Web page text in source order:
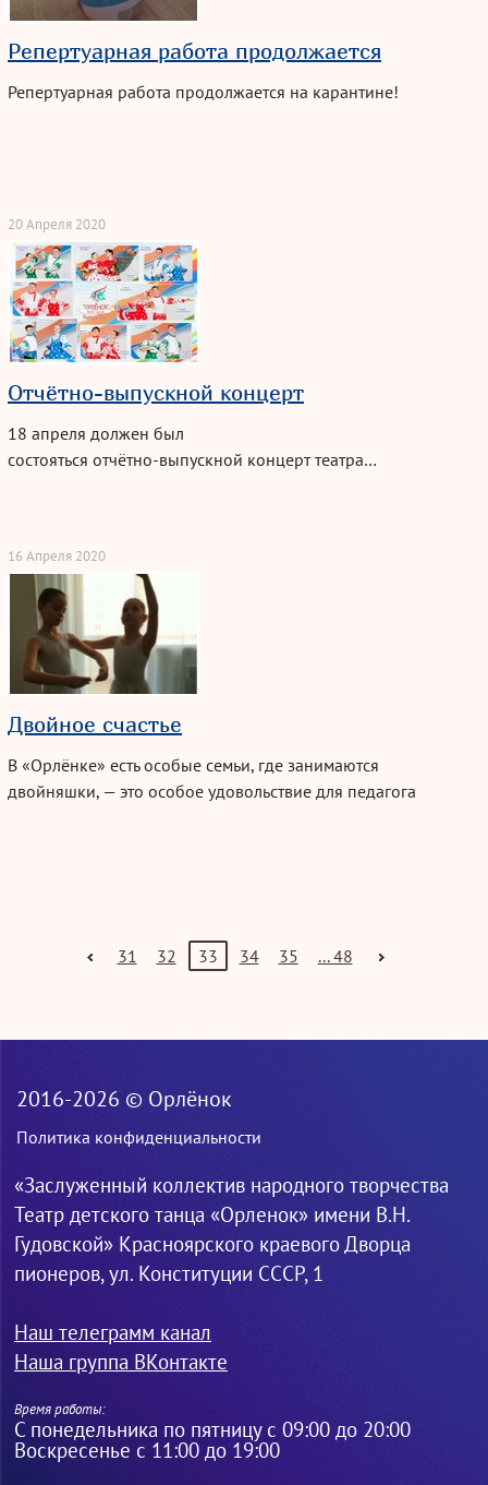
Репертуарная работа продолжается
Репертуарная работа продолжается на карантине!
20 Апреля 2020
Отчётно-выпускной концерт
18 апреля должен был
состояться отчётно-выпускной концерт театра…
16 Апреля 2020
Двойное счастье
В «Орлёнке» есть особые семьи, где занимаются
двойняшки, — это особое удовольствие для педагога
31 32 33 34 35 ... 48
2016-2026 © Орлёнок
Политика конфиденциальности
«Заслуженный коллектив народного творчества
Театр детского танца «Орленок» имени В.Н.
Гудовской» Красноярского краевого Дворца
пионеров, ул. Конституции СССР, 1
Наш телеграмм канал
Наша группа ВКонтакте
Время работы:
С понедельника по пятницу с 09:00 до 20:00
Воскресенье с 11:00 до 19:00